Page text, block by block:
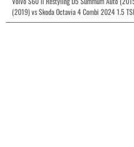
(2019) vs Skoda Octavia 4 Combi 2024 1.5